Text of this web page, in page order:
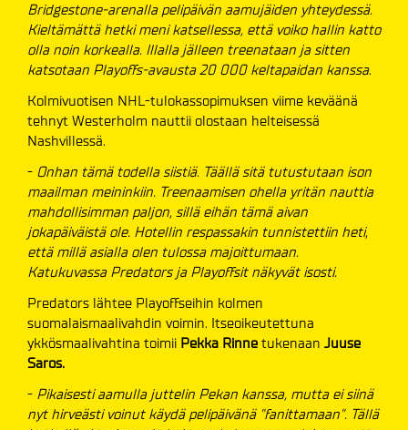
Bridgestone-arenalla pelipäivän aamujäiden yhteydessä.
Kieltämättä hetki meni katsellessa, että voiko hallin katto
olla noin korkealla. Illalla jälleen treenataan ja sitten
katsotaan Playoffs-avausta 20 000 keltapaidan kanssa.
Kolmivuotisen NHL-tulokassopimuksen viime keväänä
tehnyt Westerholm nauttii olostaan helteisessä
Nashvillessä.
- Onhan tämä todella siistiä. Täällä sitä tutustutaan ison
maailman meininkiin. Treenaamisen ohella yritän nauttia
mahdollisimman paljon, sillä eihän tämä aivan
jokapäiväistä ole. Hotellin respassakin tunnistettiin heti,
että millä asialla olen tulossa majoittumaan.
Katukuvassa Predators ja Playoffsit näkyvät isosti.
Predators lähtee Playoffseihin kolmen
suomalaismaalivahdin voimin. Itseoikeutettuna
ykkösmaalivahtina toimii Pekka Rinne tukenaan Juuse
Saros.
- Pikaisesti aamulla juttelin Pekan kanssa, mutta ei siinä
nyt hirveästi voinut käydä pelipäivänä "fanittamaan". Tällä